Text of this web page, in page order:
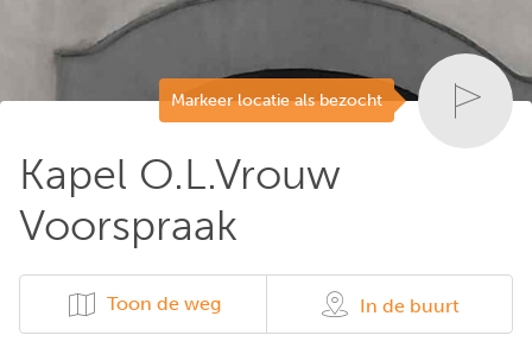
Markeer locatie als bezocht
Kapel O.L.Vrouw
Voorspraak
Toon de weg In de buurt